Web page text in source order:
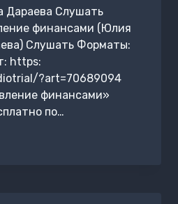
Дараева Слушать
финансами (Юлия
Слушать Форматы:
https:
?art=70689094
финансами»
по…